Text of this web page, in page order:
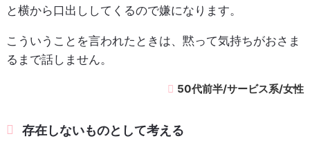
と横から口出ししてくるので嫌になります。
こういうことを言われたときは、黙って気持ちがおさま
るまで話しません。
50代前半/サービス系/女性
存在しないものとして考える